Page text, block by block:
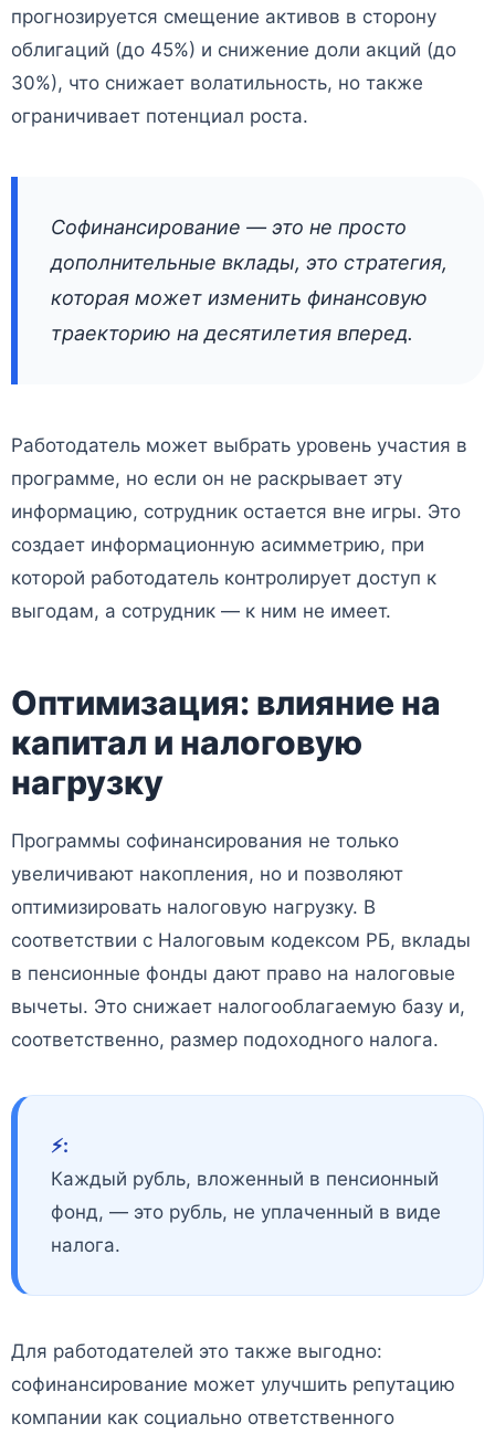
прогнозируется смещение активов в сторону
облигаций (до 45%) и снижение доли акций (до
30%), что снижает волатильность, но также
ограничивает потенциал роста.
Софинансирование — это не просто
дополнительные вклады, это стратегия,
которая может изменить финансовую
траекторию на десятилетия вперед.
Работодатель может выбрать уровень участия в
программе, но если он не раскрывает эту
информацию, сотрудник остается вне игры. Это
создает информационную асимметрию, при
которой работодатель контролирует доступ к
выгодам, а сотрудник — к ним не имеет.
Оптимизация: влияние на
капитал и налоговую
нагрузку
Программы софинансирования не только
увеличивают накопления, но и позволяют
оптимизировать налоговую нагрузку. В
соответствии с Налоговым кодексом РБ, вклады
в пенсионные фонды дают право на налоговые
вычеты. Это снижает налогооблагаемую базу и,
соответственно, размер подоходного налога.
⚡️:
Каждый рубль, вложенный в пенсионный
фонд, — это рубль, не уплаченный в виде
налога.
Для работодателей это также выгодно:
софинансирование может улучшить репутацию
компании как социально ответственного